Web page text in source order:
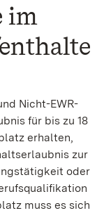
im
Nicht-EWR-
für bis zu 18
erhalten,
zur
oder
muss es sich